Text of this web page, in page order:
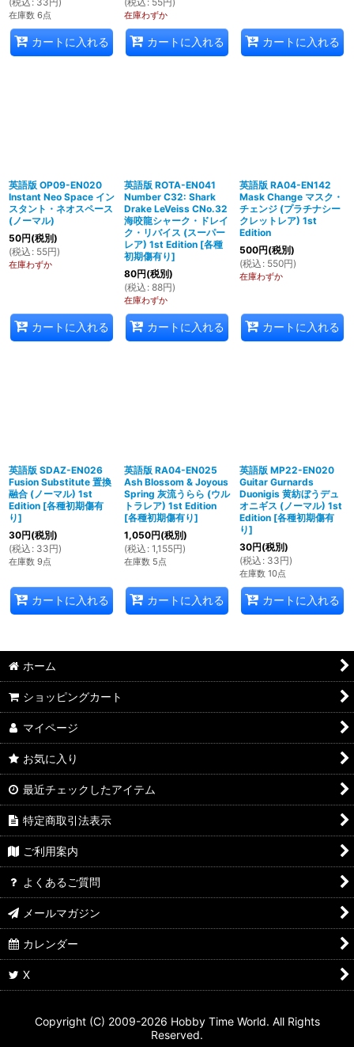
在庫数 6点
カートに入れる
在庫わずか
カートに入れる カートに入れる
英語版 OP09-EN020
Instant Neo Space イン
スタント・ネオスペース
(ノーマル)
50円(税別)
(税込 : 55円)
在庫わずか
カートに入れる
英語版 ROTA-EN041
Number C32: Shark
Drake LeVeiss CNo.32
海咬龍シャーク・ドレイ
ク・リバイス (スーパー
レア) 1st Edition [各種
初期傷有り]
80円(税別)
(税込 : 88円)
在庫わずか
カートに入れる
英語版 RA04-EN142
Mask Change マスク・
チェンジ (プラチナシー
クレットレア) 1st
Edition
500円(税別)
(税込 : 550円)
在庫わずか
カートに入れる
英語版 SDAZ-EN026
Fusion Substitute 置換
融合 (ノーマル) 1st
Edition [各種初期傷有
り]
30円(税別)
(税込 : 33円)
在庫数 9点
カートに入れる
英語版 RA04-EN025
Ash Blossom & Joyous
Spring 灰流うらら (ウル
トラレア) 1st Edition
[各種初期傷有り]
1,050円(税別)
(税込 : 1,155円)
在庫数 5点
カートに入れる
英語版 MP22-EN020
Guitar Gurnards
Duonigis 黄紡ぼうデュ
オニギス (ノーマル) 1st
Edition [各種初期傷有
り]
30円(税別)
(税込 : 33円)
在庫数 10点
カートに入れる
ホーム
ショッピングカート
マイページ
お気に入り
最近チェックしたアイテム
特定商取引法表示
ご利用案内
よくあるご質問
メールマガジン
カレンダー
X
Copyright (C) 2009-2026 Hobby Time World. All Rights
Reserved.